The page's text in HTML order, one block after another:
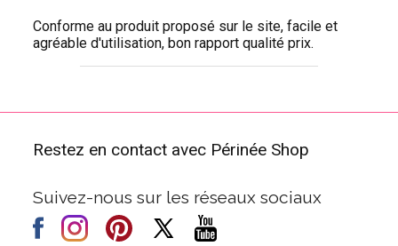
Conforme au produit proposé sur le site, facile et
agréable d'utilisation, bon rapport qualité prix.
Restez en contact avec Périnée Shop
Suivez-nous sur les réseaux sociaux